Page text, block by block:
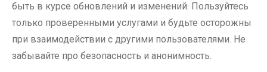
быть в курсе обновлений и изменений. Пользуйтесь
только проверенными услугами и будьте осторожны
при взаимодействии с другими пользователями. Не
забывайте про безопасность и анонимность.